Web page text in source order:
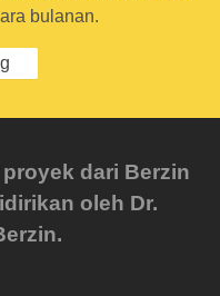
bulanan.
dari Berzin
oleh Dr.